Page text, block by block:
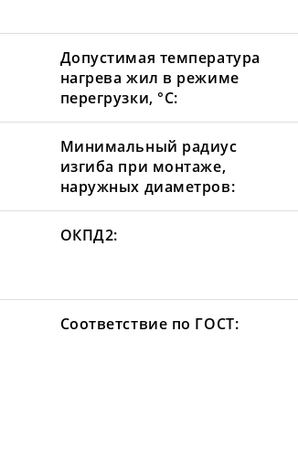
Допустимая температура
нагрева жил в режиме
перегрузки, °С:
Минимальный радиус
изгиба при монтаже,
наружных диаметров:
ОКПД2:
Соответствие по ГОСТ: